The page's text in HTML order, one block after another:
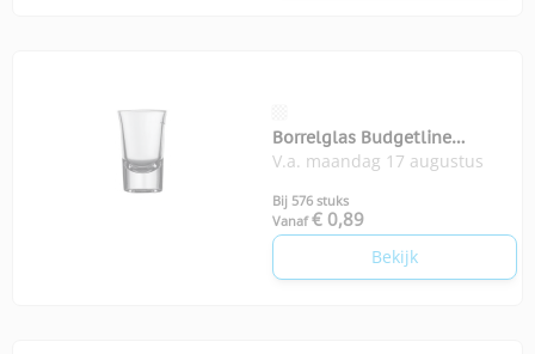
Borrelglas Budgetline
Bostonshot 35 ml
V.a. maandag 17 augustus
Bij 576 stuks
Vanaf € 0,89
Bekijk